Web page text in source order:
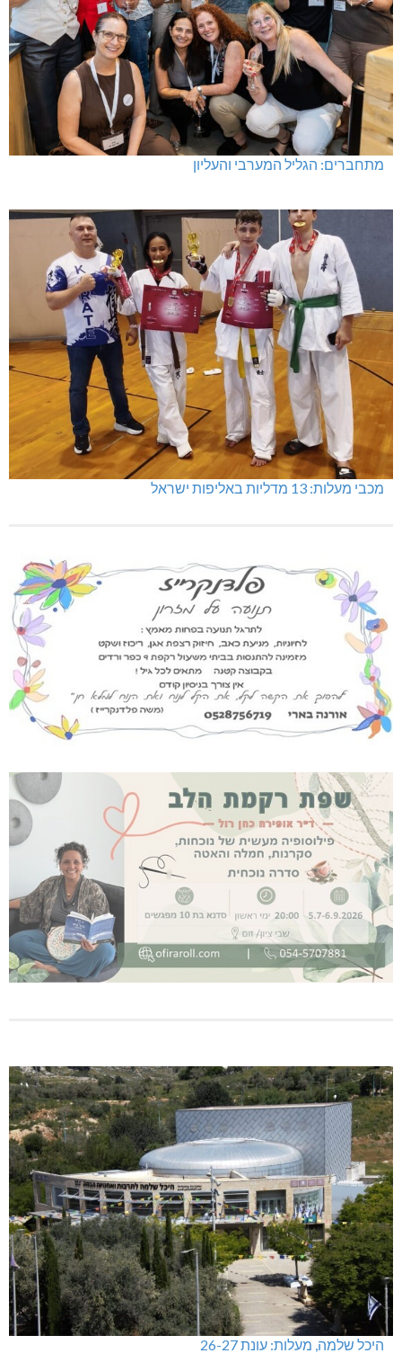
מתחברים: הגליל המערבי והעליון
מכבי מעלות: 13 מדליות באליפות ישראל
היכל שלמה, מעלות: עונת 26-27